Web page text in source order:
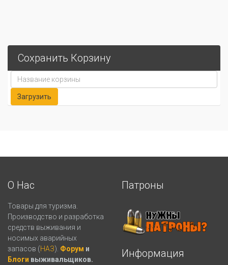
Сохранить Корзину
О Нас
Товары для туризма.
Производство и разработка
средств выживания и
носимых аварийных
запасов (НАЗ). Форум и
Блоги выживальщиков.
Патроны
Информация